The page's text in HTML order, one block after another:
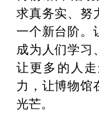
求真务实、努
一个新台阶。
成为人们学习
让更多的人
力，让博物馆
光芒。